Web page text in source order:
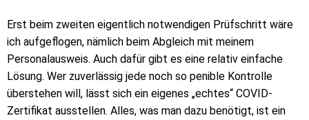
Erst beim zweiten eigentlich notwendigen Prüfschritt wäre
ich aufgeflogen, nämlich beim Abgleich mit meinem
Personalausweis. Auch dafür gibt es eine relativ einfache
Lösung. Wer zuverlässig jede noch so penible Kontrolle
überstehen will, lässt sich ein eigenes „echtes“ COVID-
Zertifikat ausstellen. Alles, was man dazu benötigt, ist ein